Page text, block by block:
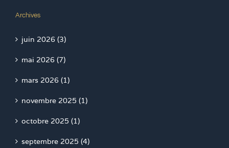
Archives
juin 2026 (3)
mai 2026 (7)
mars 2026 (1)
novembre 2025 (1)
octobre 2025 (1)
septembre 2025 (4)